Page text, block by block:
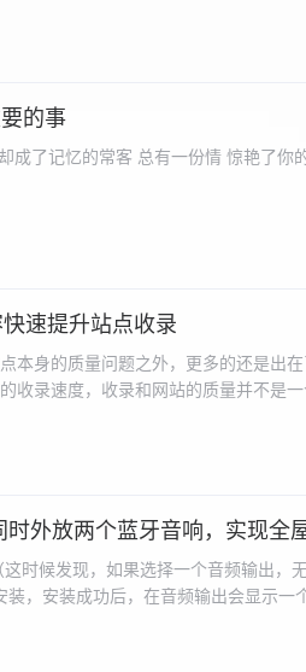
也就是原文件所在的路径 $zip-
包 //遍历文件 foreach($fileList as
$path 文件夹路径 * @param
的事
成了记忆的常客 总有一份情 惊艳了你
速提升站点收录
本身的质量问题之外，更多的还是出
收录速度，收录和网站的质量并不是
时外放两个蓝牙音响，实现全
时候发现，如果选择一个音频输出，
装成功后，在音频输出会显示一个line1